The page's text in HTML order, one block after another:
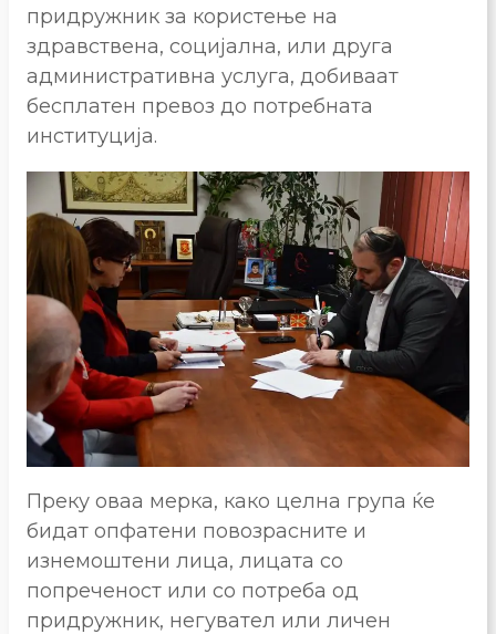
придружник за користење на
здравствена, социјална, или друга
административна услуга, добиваат
бесплатен превоз до потребната
институција.
Преку оваа мерка, како целна група ќе
бидат опфатени повозрасните и
изнемоштени лица, лицата со
попреченост или со потреба од
придружник, негувател или личен